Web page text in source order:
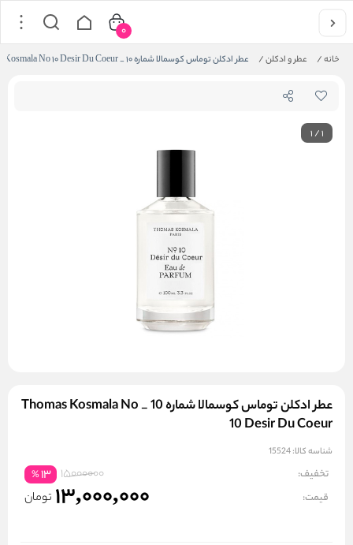
خانه/ عطر و ادکلن/ عطر ادکلن توماس کوسمالا شماره 10 _ Thomas Kosmala No 10 Desir Du Coeur
0
1/1
عطر ادکلن توماس کوسمالا شماره 10 _ Thomas Kosmala No
10 Desir Du Coeur
شناسه کالا:15524
تخفیف: 15000000
13
%
قیمت: 13,000,000 تومان